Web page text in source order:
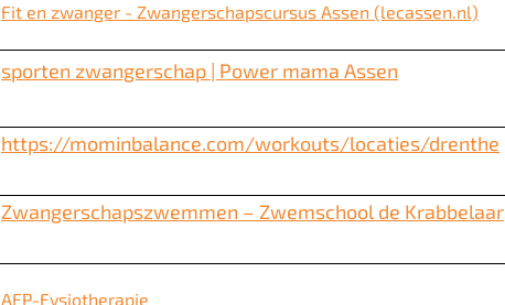
Fit en zwanger - Zwangerschapscursus Assen (lecassen.nl)
sporten zwangerschap | Power mama Assen
https://mominbalance.com/workouts/locaties/drenthe
Zwangerschapszwemmen – Zwemschool de Krabbelaar
AFP-Fysiotherapie